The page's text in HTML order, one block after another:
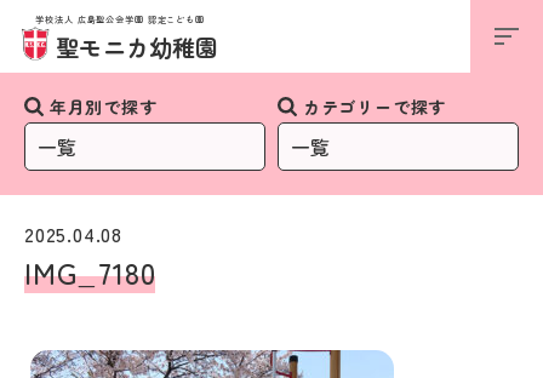
学校法人 広島聖公会学園 認定こども園
聖モニカ幼稚園
年月別で探す カテゴリーで探す
2025.04.08
IMG_7180